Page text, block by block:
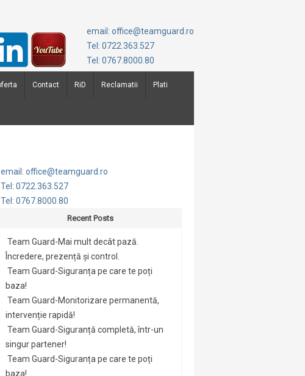
email: office@teamguard.ro
Tel: 0722.363.527
Tel: 0767.8000.80
Contact RiD Reclamatii Plati
email: office@teamguard.ro
Tel: 0722.363.527
Tel: 0767.8000.80
Recent Posts
Team Guard-Mai mult decât pază.
Încredere, prezență și control.
Team Guard-Siguranța pe care te poți
baza!
Team Guard-Monitorizare permanentă,
intervenție rapidă!
Team Guard-Siguranță completă, într-un
singur partener!
Team Guard-Siguranța pe care te poți
baza!